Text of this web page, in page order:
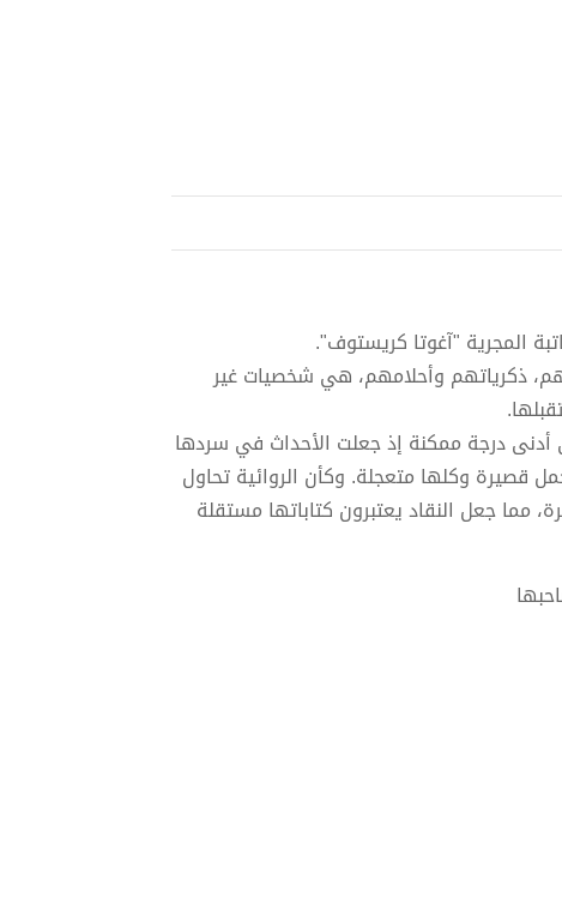
المجرية "آغوتا كريستوف".
ذكرياتهم وأحلامهم، هي شخصيات غير
أدنى درجة ممكنة إذ جعلت الأحداث في سردها
وكلها متعجلة. وكأن الروائية تحاول
مما جعل النقاد يعتبرون كتاباتها مستقلة